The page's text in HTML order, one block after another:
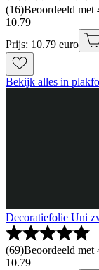
(16)Beoordeeld met
10.79
Prijs: 10.79 euro
Bekijk alles in
Decoratiefolie Uni
(69)Beoordeeld met
10.79